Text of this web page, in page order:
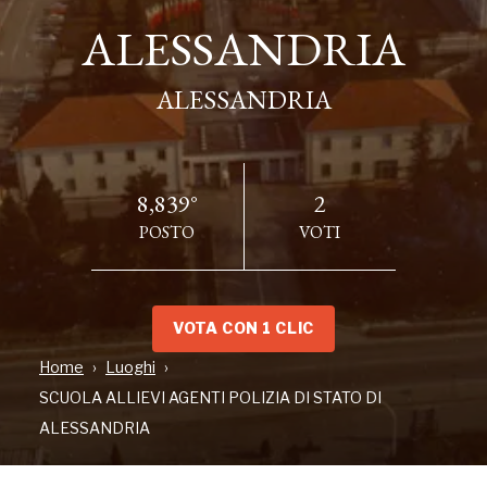
ALESSANDRIA
ALESSANDRIA
8,839°
POSTO
2
VOTI
VOTA CON 1 CLIC
Home
Luoghi
SCUOLA ALLIEVI AGENTI POLIZIA DI STATO DI
ALESSANDRIA
ALESSANDRIA
INDIRIZZO
Corso Acqui, 402, ALESSANDRIA, AL